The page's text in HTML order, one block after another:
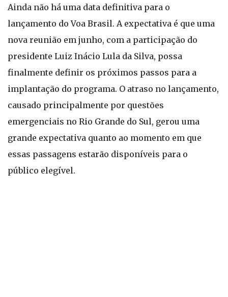
Ainda não há uma data definitiva para o
lançamento do Voa Brasil. A expectativa é que uma
nova reunião em junho, com a participação do
presidente Luiz Inácio Lula da Silva, possa
finalmente definir os próximos passos para a
implantação do programa. O atraso no lançamento,
causado principalmente por questões
emergenciais no Rio Grande do Sul, gerou uma
grande expectativa quanto ao momento em que
essas passagens estarão disponíveis para o
público elegível.